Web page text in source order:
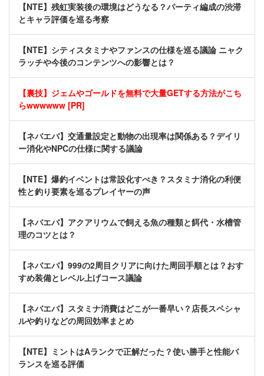
【NTE】残虹実装後の環境はどうなる？パーティ編成の渋滞
とキャラ評価を巡る考察
【NTE】シティスタミナやファンスの仕様を巡る議論 ニャク
ラッチや今後のコンテンツへの影響とは？
【裏技】ジェムやゴールドを無料で大量GETする方法がこち
らwwwwww [PR]
【ネバエバ】交通量設定と動物の出現率は関係ある？デイリ
ー消化やNPCの仕様に関する議論
【NTE】爆釣イベントは常設化すべき？スタミナ消化の利便
性と釣り要素を巡るプレイヤーの声
【ネバエバ】アクアリウムで飼える魚の種類と餌代・水槽管
理のコツとは？
【ネバエバ】999の2周目クリアに向けた周回手順とは？おす
すめ装備とレベル上げコース議論
【ネバエバ】スタミナ消費はどこが一番早い？店長スペシャ
ルや釣りなどの周回効率まとめ
【NTE】ミントはAランクで正解だった？使い勝手と性能バ
ランスを巡る評価